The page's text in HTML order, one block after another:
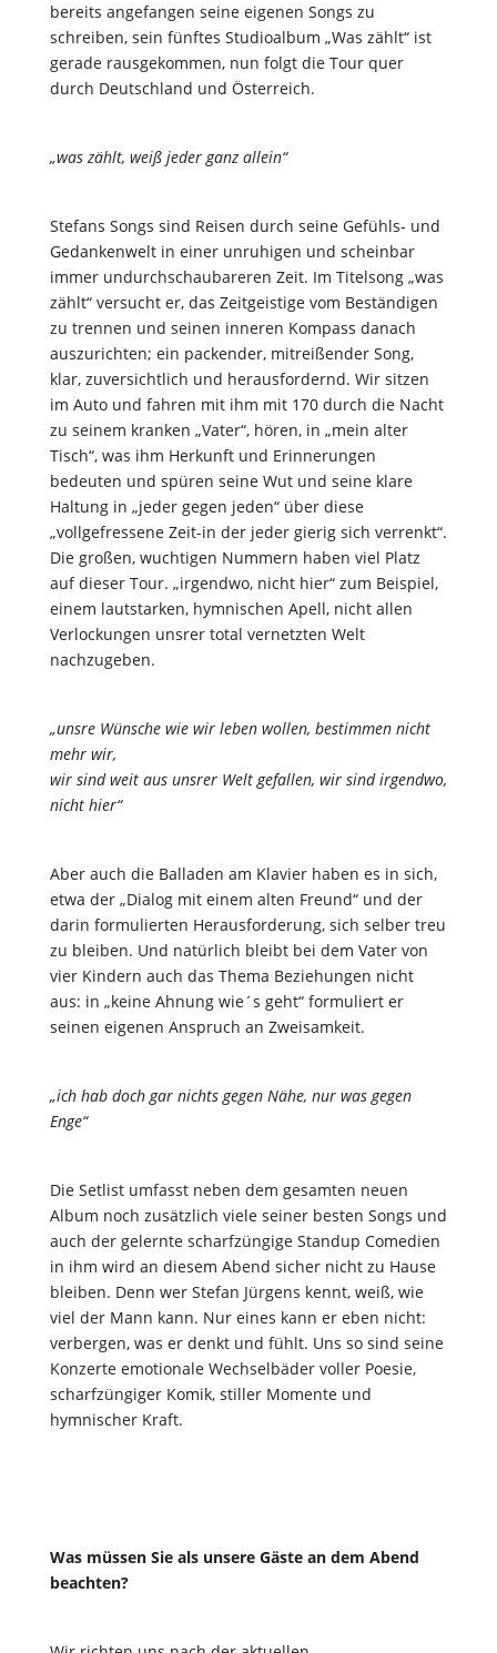
bereits angefangen seine eigenen Songs zu
schreiben, sein fünftes Studioalbum „Was zählt“ ist
gerade rausgekommen, nun folgt die Tour quer
durch Deutschland und Österreich.
„was zählt, weiß jeder ganz allein“
Stefans Songs sind Reisen durch seine Gefühls- und
Gedankenwelt in einer unruhigen und scheinbar
immer undurchschaubareren Zeit. Im Titelsong „was
zählt“ versucht er, das Zeitgeistige vom Beständigen
zu trennen und seinen inneren Kompass danach
auszurichten; ein packender, mitreißender Song,
klar, zuversichtlich und herausfordernd. Wir sitzen
im Auto und fahren mit ihm mit 170 durch die Nacht
zu seinem kranken „Vater“, hören, in „mein alter
Tisch“, was ihm Herkunft und Erinnerungen
bedeuten und spüren seine Wut und seine klare
Haltung in „jeder gegen jeden“ über diese
„vollgefressene Zeit-in der jeder gierig sich verrenkt“.
Die großen, wuchtigen Nummern haben viel Platz
auf dieser Tour. „irgendwo, nicht hier“ zum Beispiel,
einem lautstarken, hymnischen Apell, nicht allen
Verlockungen unsrer total vernetzten Welt
nachzugeben.
„unsre Wünsche wie wir leben wollen, bestimmen nicht
mehr wir,
wir sind weit aus unsrer Welt gefallen, wir sind irgendwo,
nicht hier“
Aber auch die Balladen am Klavier haben es in sich,
etwa der „Dialog mit einem alten Freund“ und der
darin formulierten Herausforderung, sich selber treu
zu bleiben. Und natürlich bleibt bei dem Vater von
vier Kindern auch das Thema Beziehungen nicht
aus: in „keine Ahnung wie´s geht“ formuliert er
seinen eigenen Anspruch an Zweisamkeit.
„ich hab doch gar nichts gegen Nähe, nur was gegen
Enge“
Die Setlist umfasst neben dem gesamten neuen
Album noch zusätzlich viele seiner besten Songs und
auch der gelernte scharfzüngige Standup Comedien
in ihm wird an diesem Abend sicher nicht zu Hause
bleiben. Denn wer Stefan Jürgens kennt, weiß, wie
viel der Mann kann. Nur eines kann er eben nicht:
verbergen, was er denkt und fühlt. Uns so sind seine
Konzerte emotionale Wechselbäder voller Poesie,
scharfzüngiger Komik, stiller Momente und
hymnischer Kraft.
Was müssen Sie als unsere Gäste an dem Abend
beachten?